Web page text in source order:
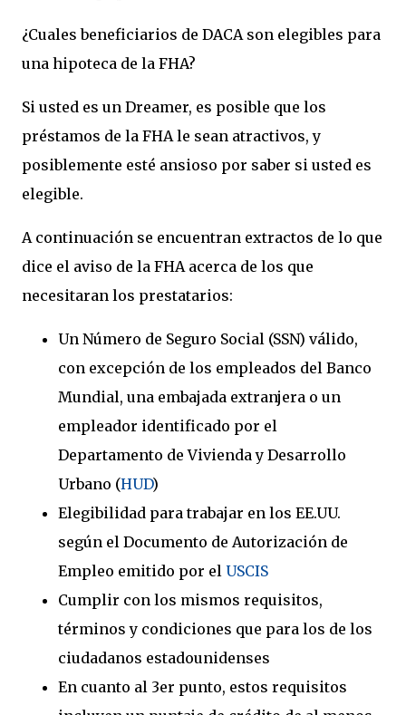
¿Cuales beneficiarios de DACA son elegibles para
una hipoteca de la FHA?
Si usted es un Dreamer, es posible que los
préstamos de la FHA le sean atractivos, y
posiblemente esté ansioso por saber si usted es
elegible.
A continuación se encuentran extractos de lo que
dice el aviso de la FHA acerca de los que
necesitaran los prestatarios:
Un Número de Seguro Social (SSN) válido,
con excepción de los empleados del Banco
Mundial, una embajada extranjera o un
empleador identificado por el
Departamento de Vivienda y Desarrollo
Urbano (HUD)
Elegibilidad para trabajar en los EE.UU.
según el Documento de Autorización de
Empleo emitido por el USCIS
Cumplir con los mismos requisitos,
términos y condiciones que para los de los
ciudadanos estadounidenses
En cuanto al 3er punto, estos requisitos